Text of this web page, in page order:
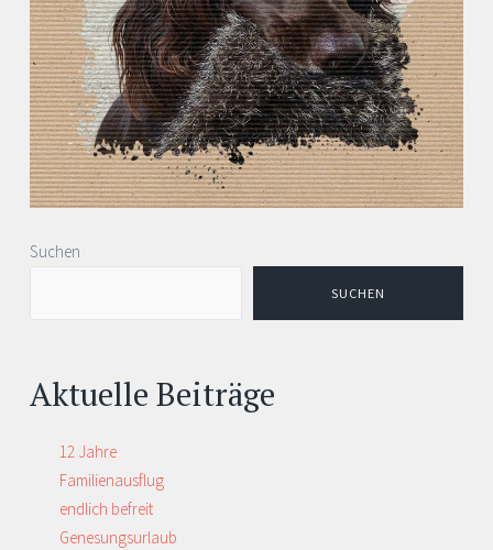
Suchen
SUCHEN
Aktuelle Beiträge
12 Jahre
Familienausflug
endlich befreit
Genesungsurlaub